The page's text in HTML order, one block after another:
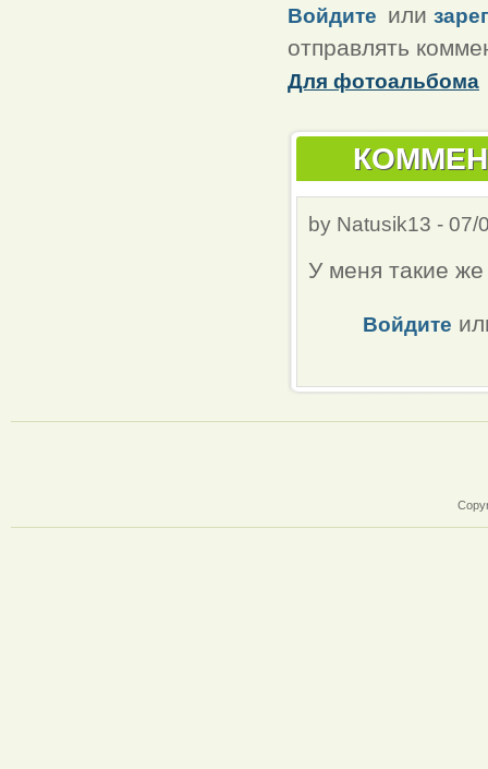
Войдите или
отправлять
Для фотоальбома
by Natusik13 - 07/
У меня такие
Войдите